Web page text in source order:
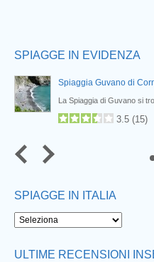
SPIAGGE IN EVIDENZA
Spiaggia Guvano di
La Spiaggia di Guvano si
3.5 (15)
SPIAGGE IN ITALIA
ULTIME RECENSIONI